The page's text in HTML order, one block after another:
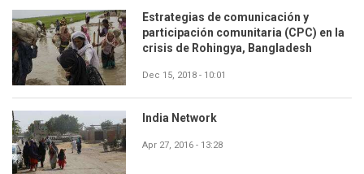
Estrategias de comunicación y
participación comunitaria (CPC) en la
crisis de Rohingya, Bangladesh
Dec 15, 2018 - 10:01
India Network
Apr 27, 2016 - 13:28